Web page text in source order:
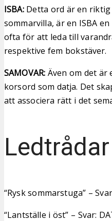
ISBA:Detta ord är en riktig
sommarvilla, är en ISBA
ofta för att leda till
respektive fem bokstäver.
SAMOVAR: Även om det är
korsord som datja. Det
att associera rätt i det
“Rysk sommarstuga” –
“Lantställe i öst” – Svar: